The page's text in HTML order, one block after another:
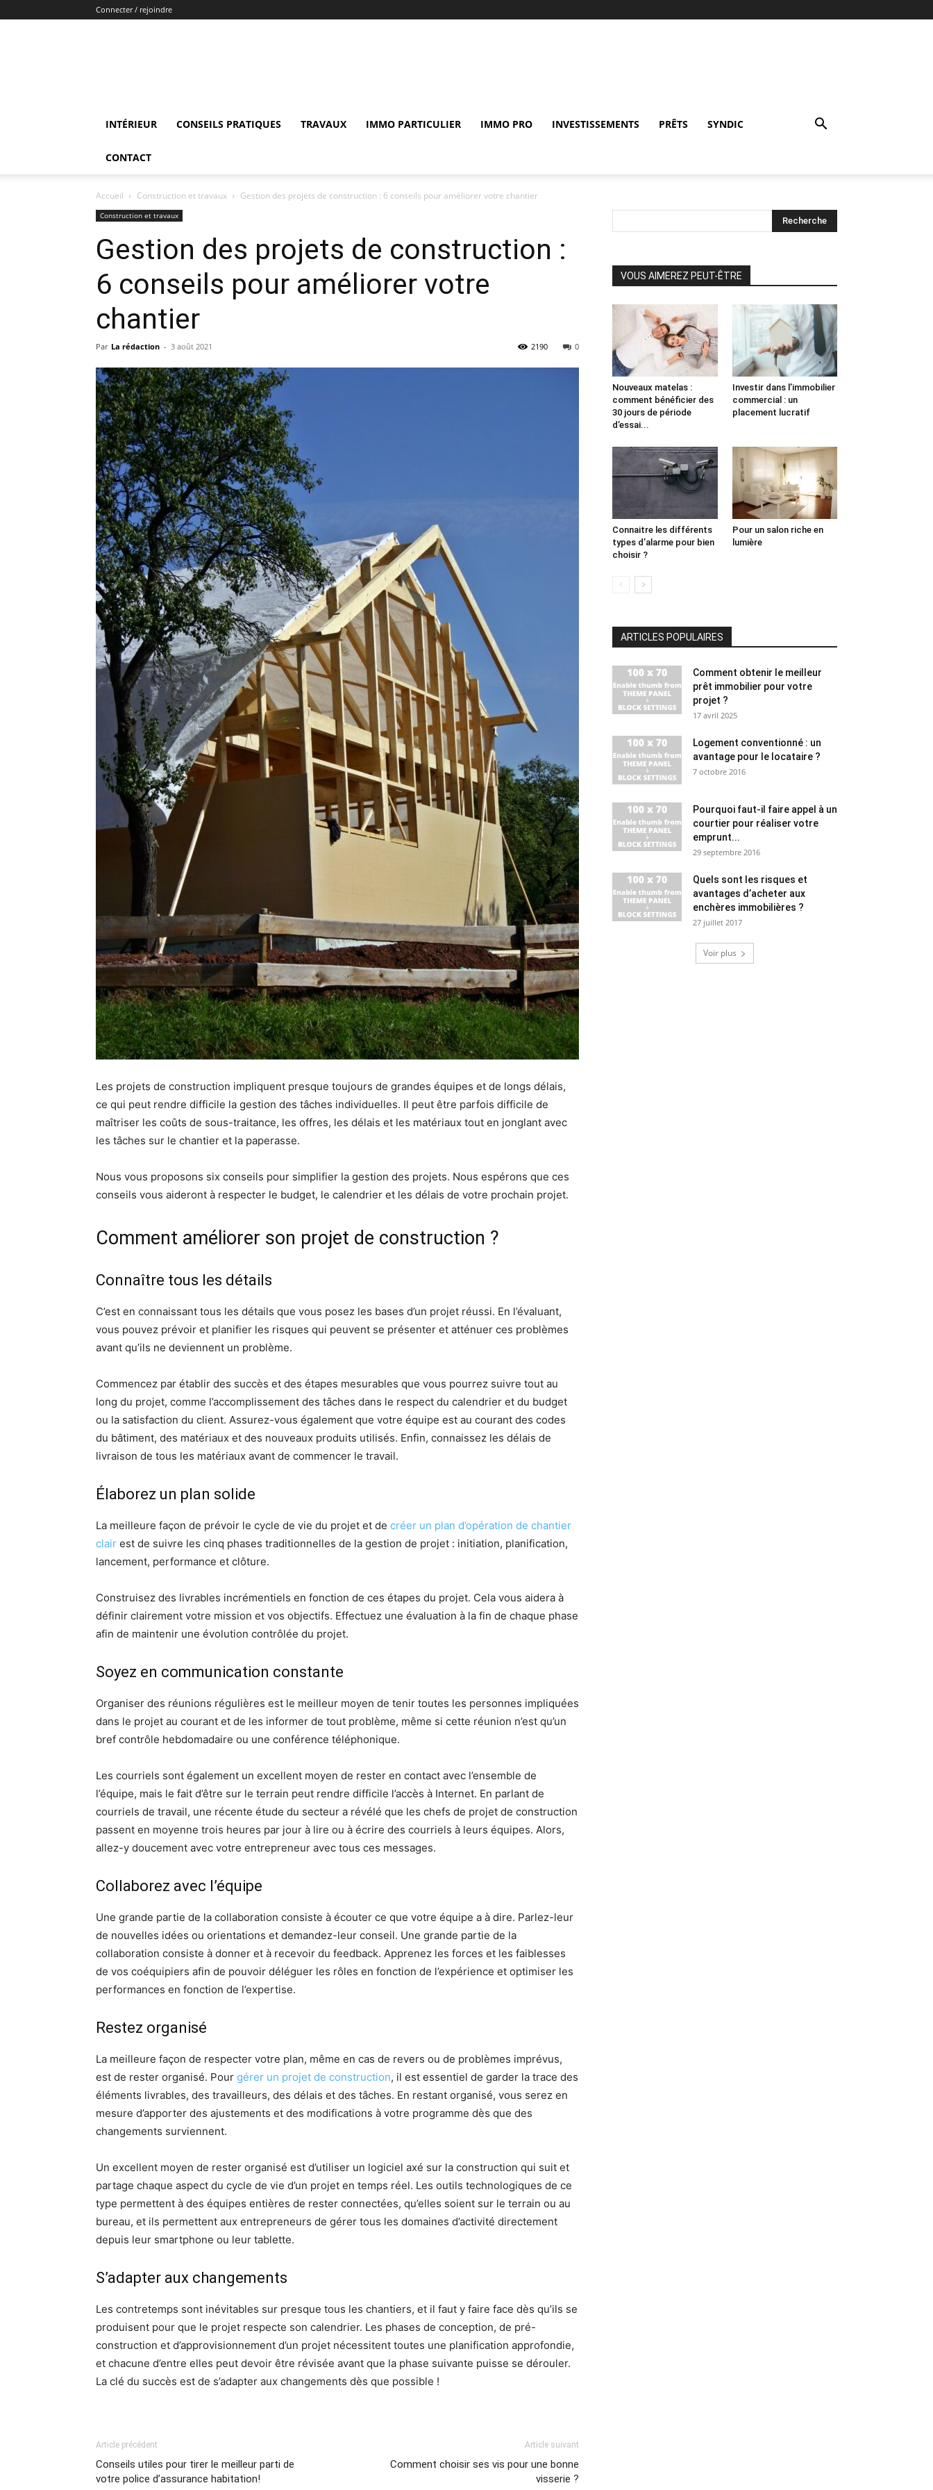
Connecter / rejoindre
INTÉRIEUR CONSEILS PRATIQUES TRAVAUX IMMO PARTICULIER IMMO PRO INVESTISSEMENTS PRÊTS SYNDIC
CONTACT
Accueil Construction et travaux Gestion des projets de construction : 6 conseils pour améliorer votre chantier
Construction et travaux
Gestion des projets de construction :
6 conseils pour améliorer votre
chantier
Par La rédaction - 3 août 2021 0
2190
Les projets de construction impliquent presque toujours de grandes équipes et de longs délais,
ce qui peut rendre difficile la gestion des tâches individuelles. Il peut être parfois difficile de
maîtriser les coûts de sous-traitance, les offres, les délais et les matériaux tout en jonglant avec
les tâches sur le chantier et la paperasse.
Nous vous proposons six conseils pour simplifier la gestion des projets. Nous espérons que ces
conseils vous aideront à respecter le budget, le calendrier et les délais de votre prochain projet.
Comment améliorer son projet de construction ?
Connaître tous les détails
C’est en connaissant tous les détails que vous posez les bases d’un projet réussi. En l’évaluant,
vous pouvez prévoir et planifier les risques qui peuvent se présenter et atténuer ces problèmes
avant qu’ils ne deviennent un problème.
Commencez par établir des succès et des étapes mesurables que vous pourrez suivre tout au
long du projet, comme l’accomplissement des tâches dans le respect du calendrier et du budget
ou la satisfaction du client. Assurez-vous également que votre équipe est au courant des codes
du bâtiment, des matériaux et des nouveaux produits utilisés. Enfin, connaissez les délais de
livraison de tous les matériaux avant de commencer le travail.
Élaborez un plan solide
La meilleure façon de prévoir le cycle de vie du projet et de créer un plan d’opération de chantier
clair est de suivre les cinq phases traditionnelles de la gestion de projet : initiation, planification,
lancement, performance et clôture.
Construisez des livrables incrémentiels en fonction de ces étapes du projet. Cela vous aidera à
définir clairement votre mission et vos objectifs. Effectuez une évaluation à la fin de chaque phase
afin de maintenir une évolution contrôlée du projet.
Soyez en communication constante
Organiser des réunions régulières est le meilleur moyen de tenir toutes les personnes impliquées
dans le projet au courant et de les informer de tout problème, même si cette réunion n’est qu’un
bref contrôle hebdomadaire ou une conférence téléphonique.
Les courriels sont également un excellent moyen de rester en contact avec l’ensemble de
l’équipe, mais le fait d’être sur le terrain peut rendre difficile l’accès à Internet. En parlant de
courriels de travail, une récente étude du secteur a révélé que les chefs de projet de construction
passent en moyenne trois heures par jour à lire ou à écrire des courriels à leurs équipes. Alors,
allez-y doucement avec votre entrepreneur avec tous ces messages.
Collaborez avec l’équipe
Une grande partie de la collaboration consiste à écouter ce que votre équipe a à dire. Parlez-leur
de nouvelles idées ou orientations et demandez-leur conseil. Une grande partie de la
collaboration consiste à donner et à recevoir du feedback. Apprenez les forces et les faiblesses
de vos coéquipiers afin de pouvoir déléguer les rôles en fonction de l’expérience et optimiser les
performances en fonction de l’expertise.
Restez organisé
La meilleure façon de respecter votre plan, même en cas de revers ou de problèmes imprévus,
est de rester organisé. Pour gérer un projet de construction, il est essentiel de garder la trace des
éléments livrables, des travailleurs, des délais et des tâches. En restant organisé, vous serez en
mesure d’apporter des ajustements et des modifications à votre programme dès que des
changements surviennent.
Un excellent moyen de rester organisé est d’utiliser un logiciel axé sur la construction qui suit et
partage chaque aspect du cycle de vie d’un projet en temps réel. Les outils technologiques de ce
type permettent à des équipes entières de rester connectées, qu’elles soient sur le terrain ou au
bureau, et ils permettent aux entrepreneurs de gérer tous les domaines d’activité directement
depuis leur smartphone ou leur tablette.
S’adapter aux changements
Les contretemps sont inévitables sur presque tous les chantiers, et il faut y faire face dès qu’ils se
produisent pour que le projet respecte son calendrier. Les phases de conception, de pré-
construction et d’approvisionnement d’un projet nécessitent toutes une planification approfondie,
et chacune d’entre elles peut devoir être révisée avant que la phase suivante puisse se dérouler.
La clé du succès est de s’adapter aux changements dès que possible !
Article précédent
Conseils utiles pour tirer le meilleur parti de
votre police d’assurance habitation!
Article suivant
Comment choisir ses vis pour une bonne
visserie ?
VOUS AIMEREZ PEUT-ÊTRE
Nouveaux matelas :
comment bénéficier des
30 jours de période
d’essai...
Investir dans l’immobilier
commercial : un
placement lucratif
Connaitre les différents
types d’alarme pour bien
choisir ?
Pour un salon riche en
lumière
ARTICLES POPULAIRES
Comment obtenir le meilleur
prêt immobilier pour votre
projet ?
17 avril 2025
Logement conventionné : un
avantage pour le locataire ?
7 octobre 2016
Pourquoi faut-il faire appel à un
courtier pour réaliser votre
emprunt...
29 septembre 2016
Quels sont les risques et
avantages d’acheter aux
enchères immobilières ?
27 juillet 2017
Voir plus